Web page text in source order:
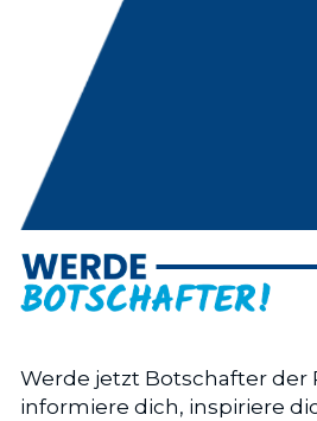
Werde jetzt Botschafter der
informiere dich, inspiriere